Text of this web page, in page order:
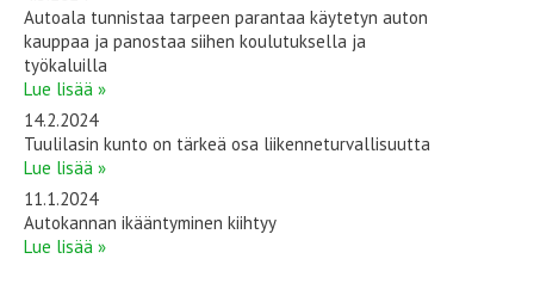
Autoala tunnistaa tarpeen parantaa käytetyn auton
kauppaa ja panostaa siihen koulutuksella ja
työkaluilla
Lue lisää »
14.2.2024
Tuulilasin kunto on tärkeä osa liikenneturvallisuutta
Lue lisää »
11.1.2024
Autokannan ikääntyminen kiihtyy
Lue lisää »